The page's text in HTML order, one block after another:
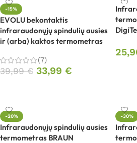
-15%
EVOLU bekontaktis
infraraudonųjų spindulių ausies
ir (arba) kaktos termometras
(7)
39,99€ 33,99 €
-20%
Infraraudonųjų spindulių ausies
termometras BRAUN
-30%